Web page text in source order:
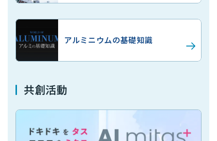
アルミニウムの基礎知識
共創活動